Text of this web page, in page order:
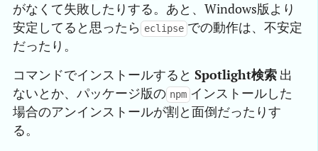
がなくて失敗したりする。あと、Windows版より
安定してると思ったら eclipse での動作は、不安定
だったり。
コマンドでインストールすると Spotlight検索 出
ないとか、パッケージ版の npm インストールした
場合のアンインストールが割と面倒だったりす
る。